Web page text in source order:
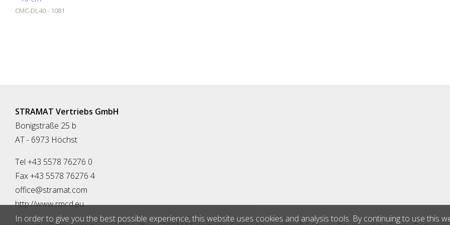
CMC-DL40 - 1081
STRAMAT Vertriebs GmbH
Bonigstraße 25 b
AT - 6973 Höchst
Tel +43 5578 76276 0
Fax +43 5578 76276 4
office@stramat.com
http://www.rmcd.eu
In order to give you the best possible experience, this website uses cookies and analysis tools. By continuing to use this